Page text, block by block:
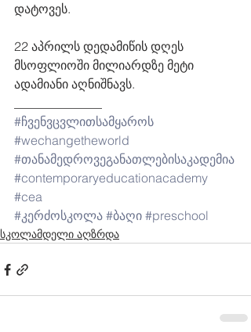
დატოვეს.
22 აპრილს დედამიწის დღეს
მსოფლიოში მილიარდზე მეტი
ადამიანი აღნიშნავს.
#ჩვენვცვლითსამყაროს
#wechangetheworld
#თანამედროვეგანათლებისაკადემია
#contemporaryeducationacademy
#cea
#კერძოსკოლა #ბაღი #preschool
სკოლამდელი აღზრდა